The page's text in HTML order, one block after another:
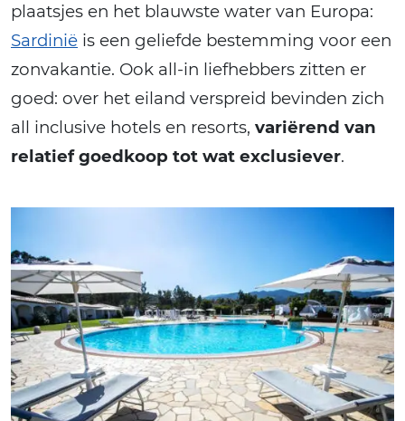
plaatsjes en het blauwste water van Europa:
Sardinië is een geliefde bestemming voor een
zonvakantie. Ook all-in liefhebbers zitten er
goed: over het eiland verspreid bevinden zich
all inclusive hotels en resorts, variërend van
relatief goedkoop tot wat exclusiever.